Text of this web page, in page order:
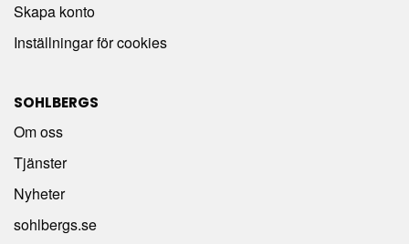
Skapa konto
Inställningar för cookies
SOHLBERGS
Om oss
Tjänster
Nyheter
sohlbergs.se